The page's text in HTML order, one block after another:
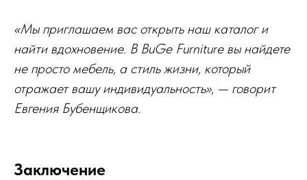
«Мы приглашаем вас открыть наш каталог и
найти вдохновение. В BuGe Furniture вы найдете
не просто мебель, а стиль жизни, который
отражает вашу индивидуальность», — говорит
Евгения Бубенщикова.
Заключение